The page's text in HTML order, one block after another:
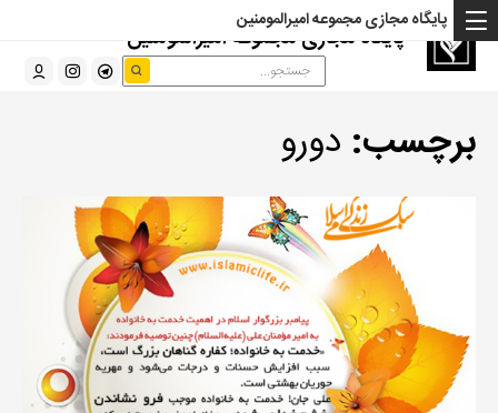
پایگاه مجازی مجموعه امیرالمومنین
پایگاه مجازی مجموعه امیرالمومنین
برچسب: دورو